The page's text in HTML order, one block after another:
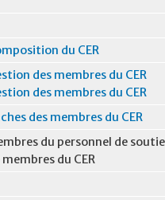
du CER
des membres du CER
des membres du CER
des membres du CER
du personnel de
membres du CER